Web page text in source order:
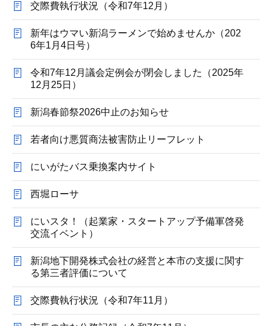
交際費執行状況（令和7年12月）
新年はウマい新潟ラーメンで始めませんか（202
6年1月4日号）
令和7年12月議会定例会が閉会しました（2025年
12月25日）
新潟春節祭2026中止のお知らせ
若者向け悪質商法被害防止リーフレット
にいがたバス乗換案内サイト
西堀ローサ
にいスタ！（起業家・スタートアップ予備軍啓発
交流イベント）
新潟地下開発株式会社の経営と本市の支援に関す
る第三者評価について
交際費執行状況（令和7年11月）